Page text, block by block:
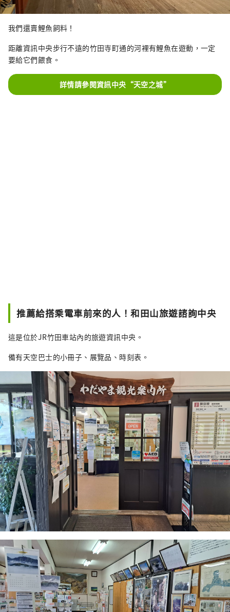
我們還賣鯉魚飼料！
距離資訊中央步行不遠的竹田寺町通的河裡有鯉魚在遊動，一定
要給它們餵食。
詳情請參閱資訊中央“天空之城”
推薦給搭乘電車前來的人！和田山旅遊諮詢中央
這是位於JR竹田車站內的旅遊資訊中央。
備有天空巴士的小冊子、展覽品、時刻表。